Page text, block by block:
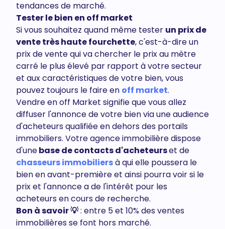
tendances de marché.
Tester le bien en off market
Si vous souhaitez quand même tester un prix de
vente très haute fourchette, c'est-à-dire un
prix de vente qui va chercher le prix au mètre
carré le plus élevé par rapport à votre secteur
et aux caractéristiques de votre bien, vous
pouvez toujours le faire en off market.
Vendre en off Market signifie que vous allez
diffuser l'annonce de votre bien via une audience
d'acheteurs qualifiée en dehors des portails
immobiliers. Votre agence immobilière dispose
d'unebase de contacts d'acheteurset de
chasseurs immobiliersà qui elle poussera le
bien en avant-première et ainsi pourra voir si le
prix et l'annonce a de l'intérêt pour les
acheteurs en cours de recherche.
Bon à savoir 💡: entre 5 et 10% des ventes
immobilières se font hors marché.